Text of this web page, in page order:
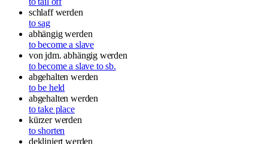
schlaff werden
to sag
abhängig werden
to become a slave
von jdm. abhängig werden
to become a slave to sb.
abgehalten werden
to be held
abgehalten werden
to take place
kürzer werden
to shorten
dekliniert werden